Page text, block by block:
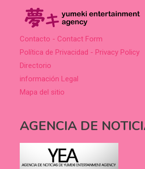
Contacto - Contact Form
Política de Privacidad - Privacy Policy
Directorio
información Legal
Mapa del sitio
AGENCIA DE